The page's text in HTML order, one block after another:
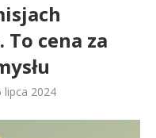
cena za
lipca 2024